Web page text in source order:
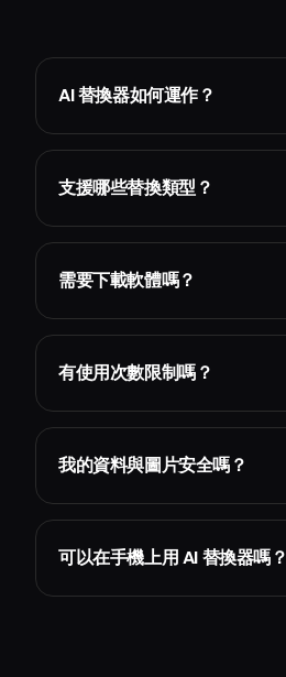
AI 替換器如何運作？
支援哪些替換類型？
需要下載軟體嗎？
有使用次數限制嗎？
我的資料與圖片安全嗎？
可以在手機上用 AI 替換器嗎？